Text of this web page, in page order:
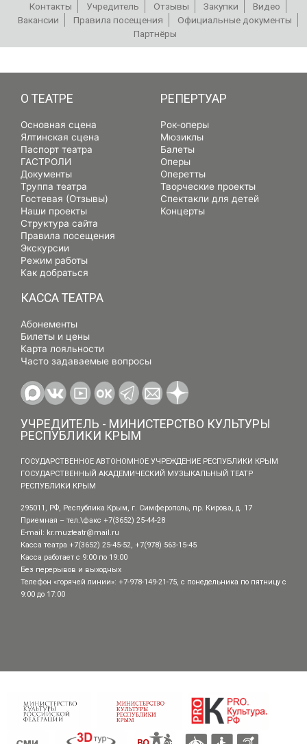
Контакты Учредитель Отзывы Закупки
Видео
Вакансии
Правила посещения
Официальные документы
Партнёры
О ТЕАТРЕ
Основная сцена
Ялтинская сцена
Паспорт театра
ГАСТРОЛИ
Документы
Труппа театра
Гостевая (Отзывы)
Наши проекты
Структура сайта
Правила посещения
Экскурсии
Режим работы
Как добраться
РЕПЕРТУАР
Рок-оперы
Мюзиклы
Балеты
Оперы
Оперетты
Творческие проекты
Спектакли для детей
Концерты
КАССА ТЕАТРА
Абонементы
Билеты и цены
Карта лояльности
Часто задаваемые вопросы
УЧРЕДИТЕЛЬ - МИНИСТЕРСТВО КУЛЬТУРЫ
РЕСПУБЛИКИ КРЫМ
ГОСУДАРСТВЕННОЕ АВТОНОМНОЕ УЧРЕЖДЕНИЕ РЕСПУБЛИКИ КРЫМ
ГОСУДАРСТВЕННЫЙ АКАДЕМИЧЕСКИЙ МУЗЫКАЛЬНЫЙ ТЕАТР
РЕСПУБЛИКИ КРЫМ
295011, РФ, Республика Крым, г. Симферополь, пр. Кирова, д. 17
Приемная – тел.\факс +7(3652) 25-44-28
E-mail: kr.muzteatr@mail.ru
Касса театра +7(3652) 25-45-52, +7(978) 563-15-45
Касса работает с 9:00 по 19:00
Без перерывов и выходных
Телефон «горячей линии»: +7-978-149-21-75, с понедельника по пятницу с
9:00 до 17:00